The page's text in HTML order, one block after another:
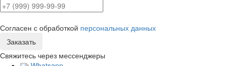
Согласен с обработкой персональных данных
Свяжитесь через мессенджеры